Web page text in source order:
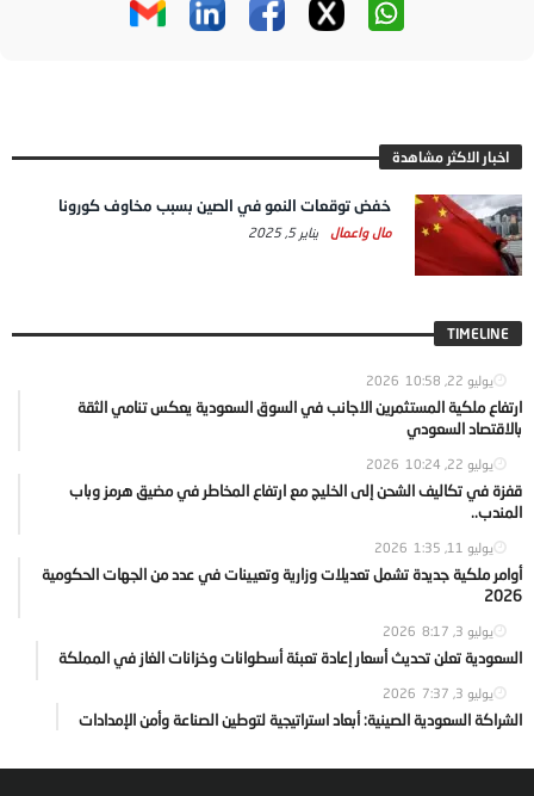
اخبار الاكثر مشاهدة
خفض توقعات النمو في الصين بسبب مخاوف كورونا
مال واعمال يناير 5, 2025
TIMELINE
يوليو 22, 2026 10:58
ارتفاع ملكية المستثمرين الاجانب في السوق السعودية يعكس تنامي الثقة
بالاقتصاد السعودي
يوليو 22, 2026 10:24
قفزة في تكاليف الشحن إلى الخليج مع ارتفاع المخاطر في مضيق هرمز وباب
المندب..
يوليو 11, 2026 1:35
أوامر ملكية جديدة تشمل تعديلات وزارية وتعيينات في عدد من الجهات الحكومية
2026
يوليو 3, 2026 8:17
السعودية تعلن تحديث أسعار إعادة تعبئة أسطوانات وخزانات الغاز في المملكة
يوليو 3, 2026 7:37
الشراكة السعودية الصينية: أبعاد استراتيجية لتوطين الصناعة وأمن الإمدادات